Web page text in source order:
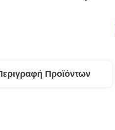
Προϊόντων